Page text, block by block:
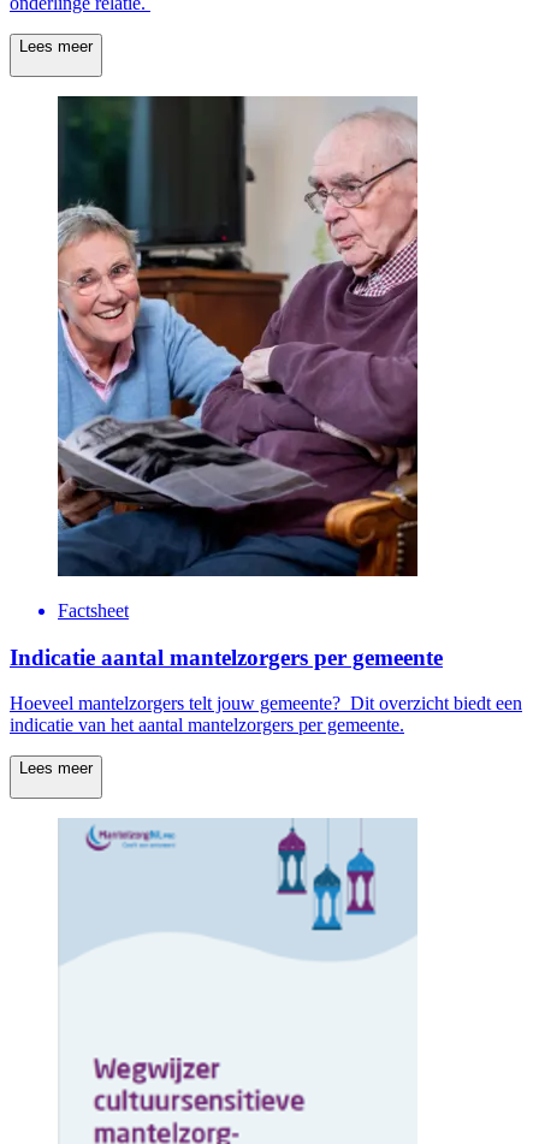
Lees meer
Factsheet
Indicatie aantal mantelzorgers per gemeente
Hoeveel mantelzorgers telt jouw gemeente? Dit overzicht biedt een
indicatie van het aantal mantelzorgers per gemeente.
Lees meer